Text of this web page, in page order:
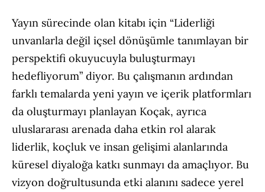
Yayın sürecinde olan kitabı için “Liderliği
unvanlarla değil içsel dönüşümle tanımlayan bir
perspektifi okuyucuyla buluşturmayı
hedefliyorum” diyor. Bu çalışmanın ardından
farklı temalarda yeni yayın ve içerik platformları
da oluşturmayı planlayan Koçak, ayrıca
uluslararası arenada daha etkin rol alarak
liderlik, koçluk ve insan gelişimi alanlarında
küresel diyaloğa katkı sunmayı da amaçlıyor. Bu
vizyon doğrultusunda etki alanını sadece yerel